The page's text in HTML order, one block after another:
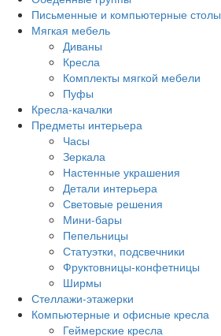
Письменные и компьютерные столы
Мягкая мебель
Диваны
Кресла
Комплекты мягкой мебели
Пуфы
Кресла-качалки
Предметы интерьера
Часы
Зеркала
Настенные украшения
Детали интерьера
Световые решения
Мини-бары
Пепельницы
Статуэтки, подсвечники
Фруктовницы-конфетницы
Ширмы
Стеллажи-этажерки
Компьютерные и офисные кресла
Геймерские кресла